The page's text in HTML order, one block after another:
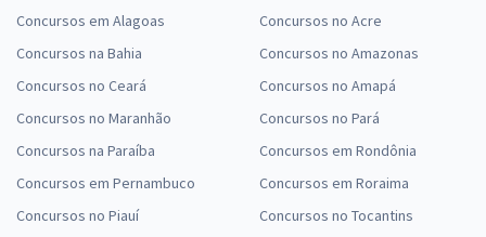
Concursos em Alagoas
Concursos na Bahia
Concursos no Ceará
Concursos no Maranhão
Concursos na Paraíba
Concursos em Pernambuco
Concursos no Piauí
Concursos no Acre
Concursos no Amazonas
Concursos no Amapá
Concursos no Pará
Concursos em Rondônia
Concursos em Roraima
Concursos no Tocantins